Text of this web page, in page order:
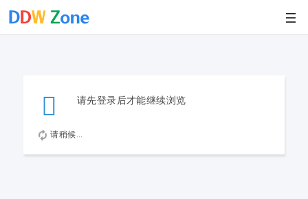
请先登录后才能继续浏览
请稍候...